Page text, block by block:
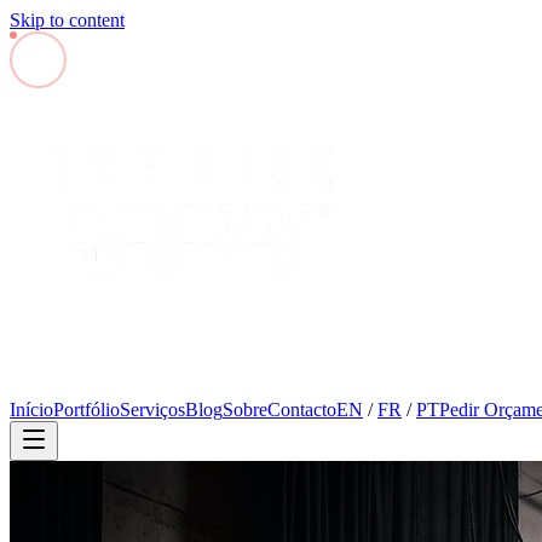
Skip to content
InícioPortfólioServiçosBlogSobreContactoEN /FR /PTPedir